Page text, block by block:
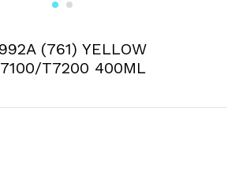
(761) YELLOW
T7200 400ML